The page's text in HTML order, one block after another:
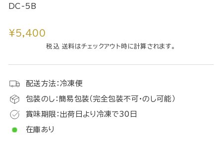
DC-5B
通
¥5,400
税込 送料はチェックアウト時に計算されます。
配送方法：冷凍便
包装のし：簡易包装（完全包装不可・のし可能）
賞味期限：出荷日より冷凍で30日
在庫あり